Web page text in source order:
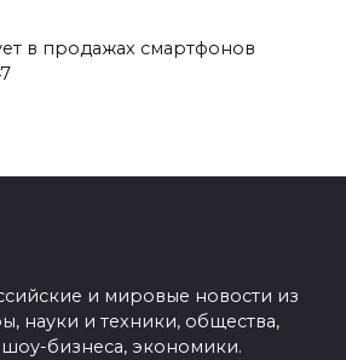
в продажах смартфонов
и мировые новости из
науки и техники, общества,
бизнеса, экономики.